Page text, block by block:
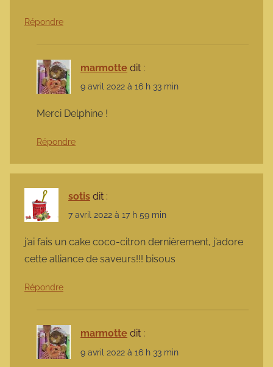
Répondre
marmotte dit :
9 avril 2022 à 16 h 33 min
Merci Delphine !
Répondre
sotis dit :
7 avril 2022 à 17 h 59 min
j’ai fais un cake coco-citron dernièrement, j’adore
cette alliance de saveurs!!! bisous
Répondre
marmotte dit :
9 avril 2022 à 16 h 33 min